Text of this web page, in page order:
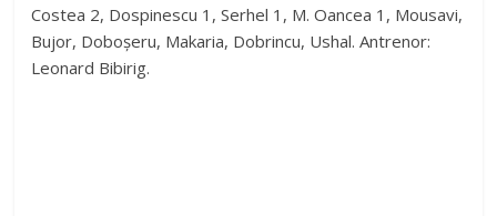
Costea 2, Dospinescu 1, Serhel 1, M. Oancea 1, Mousavi,
Bujor, Doboșeru, Makaria, Dobrincu, Ushal. Antrenor:
Leonard Bibirig.